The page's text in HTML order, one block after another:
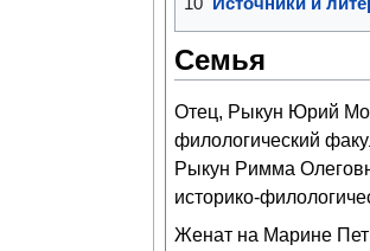
Семья
Отец, Рыкун Юрий
филологический
Рыкун Римма
историко-
Женат на Марине